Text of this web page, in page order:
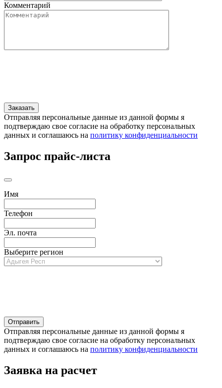
Комментарий
Отправляя персональные данные из данной формы я
подтверждаю свое согласие на обработку персональных
данных и соглашаюсь на политику конфиденциальности
Запрос прайс-листа
Имя
Телефон
Эл. почта
Выберите регион
Отправляя персональные данные из данной формы я
подтверждаю свое согласие на обработку персональных
данных и соглашаюсь на политику конфиденциальности
Заявка на расчет